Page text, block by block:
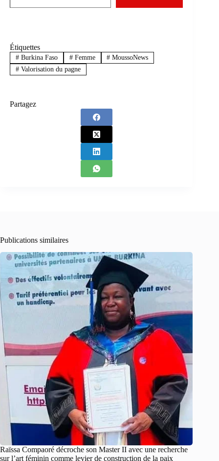
Étiquettes
#Burkina Faso #Femme # MoussoNews
#Valorisation du pagne
Partagez
Publications similaires
Raïssa Compaoré décroche son Master II avec une recherche
sur l’art féminin comme levier de construction de la paix